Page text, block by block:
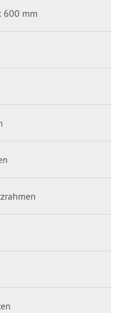
600 mm